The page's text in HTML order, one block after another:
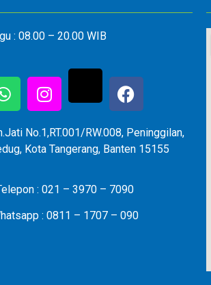
: 08.00 – 20.00 WIB
No.1,RT.001/RW.008, Peninggilan,
Kota Tangerang, Banten 15155
: 021 – 3970 – 7090
: 0811 – 1707 – 090